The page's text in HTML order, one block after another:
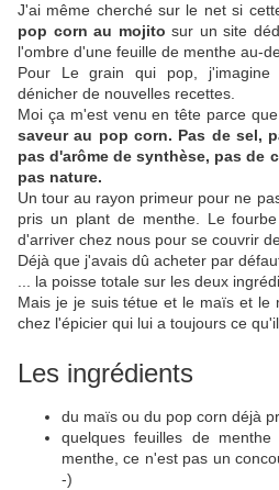
J'ai même cherché sur le net si
pop corn au mojito sur un site
l'ombre d'une feuille de menthe au-
Pour Le grain qui pop,
dénicher de nouvelles recettes.
Moi ça m'est venu en tête parce
saveur au pop corn. Pas de sel,
pas d'arôme de synthèse, pas de
pas nature.
Un tour au rayon primeur pour ne
pris un plant de menthe. Le
d'arriver chez nous pour se couvrir
Déjà que j'avais dû acheter par
... la poisse totale sur les deux
Mais je je suis tétue et le maïs et le
chez l'épicier qui lui a toujours ce
Les ingrédients
du maïs ou du pop corn déjà
quelques feuilles de
menthe, ce n'est pas un
-)